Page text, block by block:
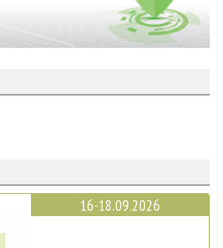
16-18.09.2026